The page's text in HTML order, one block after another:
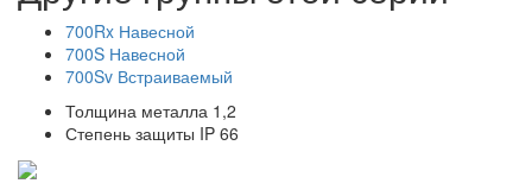
700Rx Навесной
700S Навесной
700Sv Встраиваемый
Толщина металла 1,2
Степень защиты IP 66